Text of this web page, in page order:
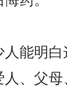
能明
、父